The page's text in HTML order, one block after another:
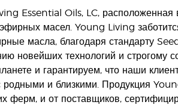
Essential Oils, LC, расположенная
масел. Young Living
масла, благодаря стандарту
новейших технологий и строгому
и гарантируем, что наши
и близкими. Продукция
ферм, и от поставщиков,